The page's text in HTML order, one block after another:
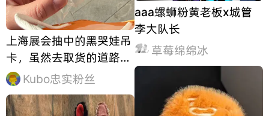
上海展会抽中的黑哭娃吊
卡，虽然去取货的道路是
遥远且艰辛的（爬楼），
但是抽到了限定款还是非
常开心的！只有娃友全的
Kubo忠实粉丝
aaa螺蛳粉黄老板x城管
李大队长
草莓绵绵冰